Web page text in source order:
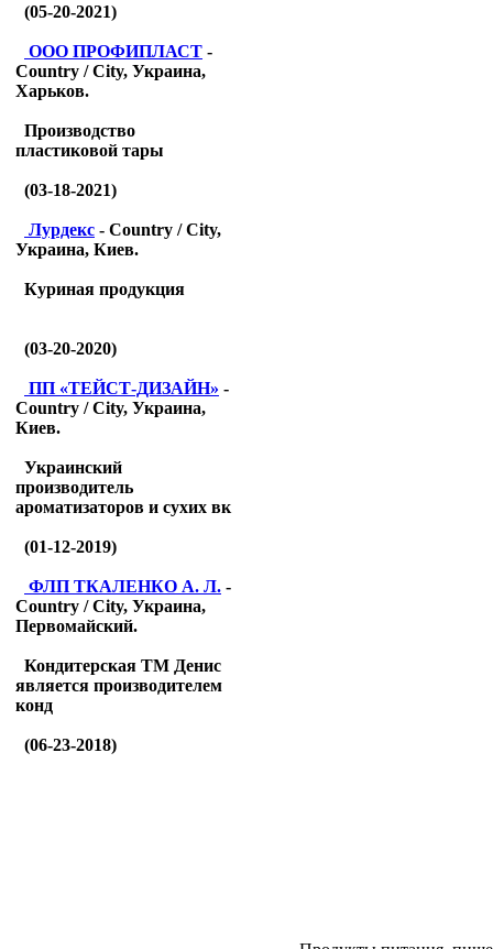
(05-20-2021)
ООО ПРОФИПЛАСТ -
Country / City, Украина,
Харьков.
Производство
пластиковой тары
(03-18-2021)
Лурдекс - Country / City,
Украина, Киев.
Куриная продукция
(03-20-2020)
ПП «ТЕЙСТ-ДИЗАЙН» -
Country / City, Украина,
Киев.
Украинский
производитель
ароматизаторов и сухих вк
(01-12-2019)
ФЛП ТКАЛЕНКО А. Л. -
Country / City, Украина,
Первомайский.
Кондитерская ТМ Денис
является производителем
конд
(06-23-2018)